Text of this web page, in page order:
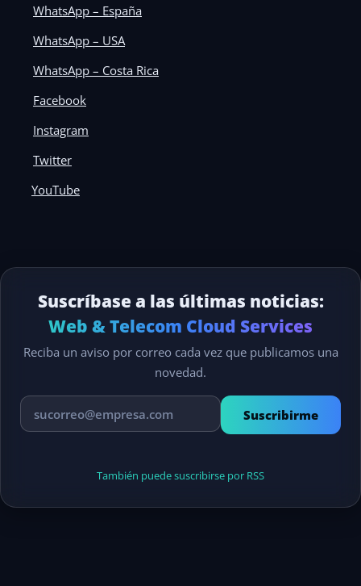
WhatsApp – España
WhatsApp – USA
WhatsApp – Costa Rica
Facebook
Instagram
Twitter
YouTube
Suscríbase a las últimas noticias:
Web & Telecom Cloud Services
Reciba un aviso por correo cada vez que publicamos una
novedad.
Suscribirme
También puede suscribirse por RSS